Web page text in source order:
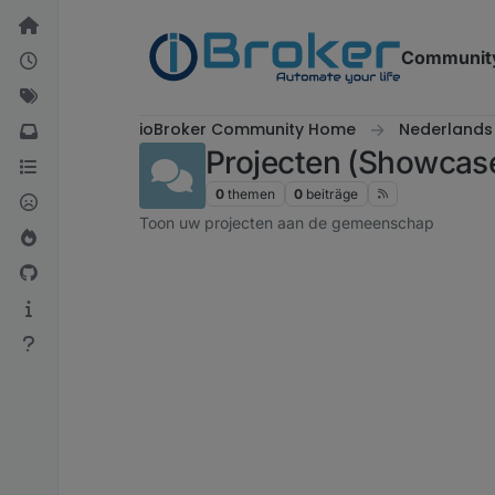
Weiter zum Inhalt
ioBroker Community Home Nederlands
Projecten
0 themen 0 beiträge
Toon uw projecten aan de gemeenschap